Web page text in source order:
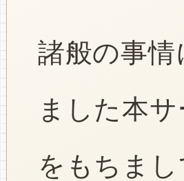
諸般の事
ました本
をもちま